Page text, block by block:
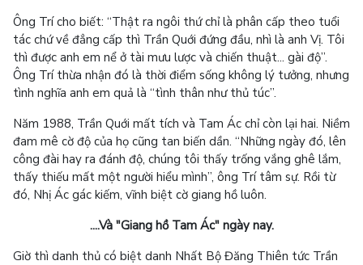
Ông Trí cho biết: “Thật ra ngôi thứ chỉ là phân cấp theo tuổi
tác chứ về đẳng cấp thì Trần Quới đứng đầu, nhì là anh Vị. Tôi
thì được anh em nể ở tài mưu lược và chiến thuật... gài độ”.
Ông Trí thừa nhận đó là thời điểm sống không lý tưởng, nhưng
tình nghĩa anh em quả là “tình thân như thủ túc”.
Năm 1988, Trần Quới mất tích và Tam Ác chỉ còn lại hai. Niềm
đam mê cờ độ của họ cũng tan biến dần. “Những ngày đó, lên
công đài hay ra đánh độ, chúng tôi thấy trống vắng ghê lắm,
thấy thiếu mất một người hiểu mình”, ông Trí tâm sự. Rồi từ
đó, Nhị Ác gác kiếm, vĩnh biệt cờ giang hồ luôn.
....Và "Giang hồ Tam Ác" ngày nay.
Giờ thì danh thủ có biệt danh Nhất Bộ Đăng Thiên tức Trần